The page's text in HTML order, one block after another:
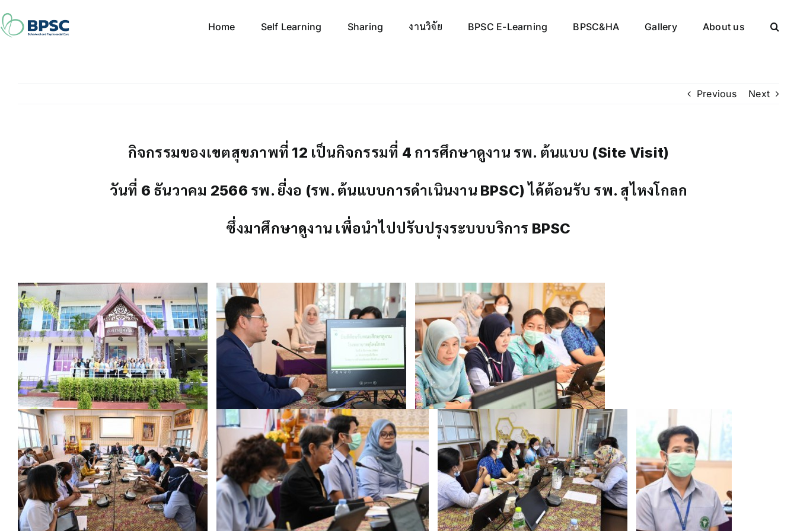
to
content
Home Self Learning Sharing งานวิจัย BPSC E-Learning BPSC&HA Gallery About us
Previous Next
กิจกรรมของเขตสุขภาพที่ 12 เป็นกิจกรรมที่ 4 การศึกษาดูงาน รพ. ต้นแบบ (Site Visit)
วันที่ 6 ธันวาคม 2566 รพ. ยี่งอ (รพ. ต้นแบบการดำเนินงาน BPSC) ได้ต้อนรับ รพ. สุไหงโกลก
ซึ่งมาศึกษาดูงาน เพื่อนำไปปรับปรุงระบบบริการ BPSC